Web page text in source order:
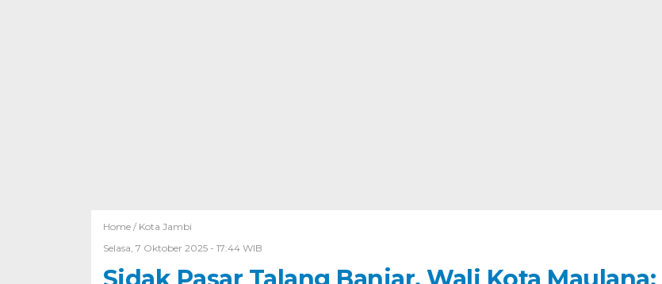
Home / Kota Jambi
Selasa, 7 Oktober 2025 - 17:44 WIB